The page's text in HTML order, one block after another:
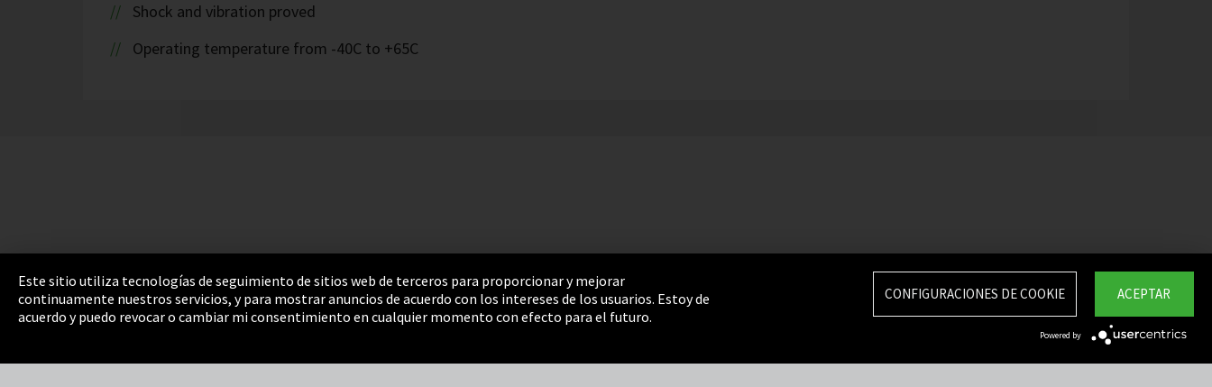
Shock and vibration proved
Operating temperature from -40C to +65C
Pie de imprenta Política de privacidad Cookie Settings Términos y Condiciones
Este sitio utiliza tecnologías de seguimiento de sitios web de terceros para proporcionar y mejorar
continuamente nuestros servicios, y para mostrar anuncios de acuerdo con los intereses de los usuarios. Estoy de
acuerdo y puedo revocar o cambiar mi consentimiento en cualquier momento con efecto para el futuro.
ACEPTAR
CONFIGURACIONES DE COOKIE
Powered by